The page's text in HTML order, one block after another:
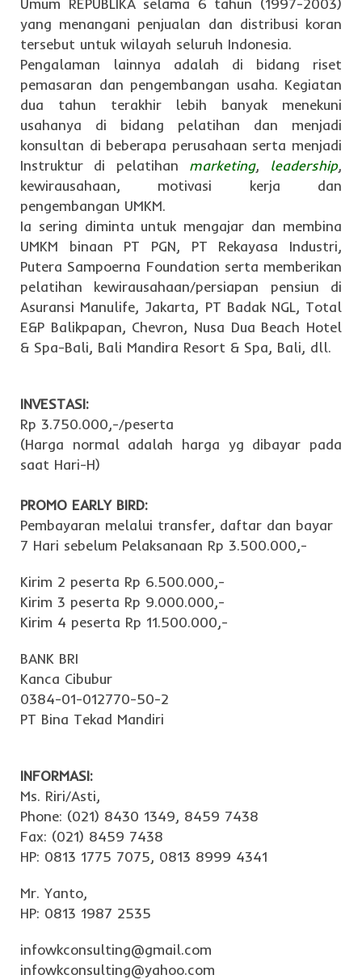
yang menangani penjualan dan distribusi koran
tersebut untuk wilayah seluruh Indonesia.
Pengalaman lainnya adalah di bidang riset
pemasaran dan pengembangan usaha. Kegiatan
dua tahun terakhir lebih banyak menekuni
usahanya di bidang pelatihan dan menjadi
konsultan di beberapa perusahaan serta menjadi
Instruktur di pelatihan marketing, leadership,
kewirausahaan, motivasi kerja dan
pengembangan UMKM.
Ia sering diminta untuk mengajar dan membina
UMKM binaan PT PGN, PT Rekayasa Industri,
Putera Sampoerna Foundation serta memberikan
pelatihan kewirausahaan/persiapan pensiun di
Asuransi Manulife, Jakarta, PT Badak NGL, Total
E&P Balikpapan, Chevron, Nusa Dua Beach Hotel
& Spa-Bali, Bali Mandira Resort & Spa, Bali, dll.
INVESTASI:
Rp 3.750.000,-/peserta
(Harga normal adalah harga yg dibayar pada
saat Hari-H)
PROMO EARLY BIRD:
Pembayaran melalui transfer, daftar dan bayar
7 Hari sebelum Pelaksanaan Rp 3.500.000,-
Kirim 2 peserta Rp 6.500.000,-
Kirim 3 peserta Rp 9.000.000,-
Kirim 4 peserta Rp 11.500.000,-
BANK BRI
Kanca Cibubur
0384-01-012770-50-2
PT Bina Tekad Mandiri
INFORMASI:
Ms. Riri/Asti,
Phone: (021) 8430 1349, 8459 7438
Fax: (021) 8459 7438
HP: 0813 1775 7075, 0813 8999 4341
Mr. Yanto,
HP: 0813 1987 2535
infowkconsulting@gmail.com
infowkconsulting@yahoo.com